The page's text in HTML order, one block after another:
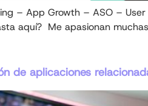
– App Growth – ASO –
aquí? Me apasionan
de aplicaciones